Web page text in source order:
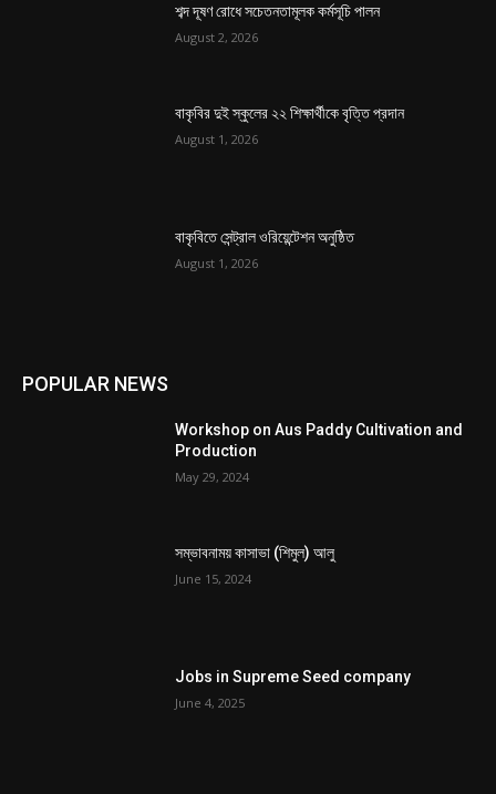
শব্দ দূষণ রোধে সচেতনতামূলক কর্মসূচি পালন
August 2, 2026
বাকৃবির দুই স্কুলের ২২ শিক্ষার্থীকে বৃত্তি প্রদান
August 1, 2026
বাকৃবিতে সেন্ট্রাল ওরিয়েন্টেশন অনুষ্ঠিত
August 1, 2026
POPULAR NEWS
Workshop on Aus Paddy Cultivation and
Production
May 29, 2024
সম্ভাবনাময় কাসাভা (শিমুল) আলু
June 15, 2024
Jobs in Supreme Seed company
June 4, 2025